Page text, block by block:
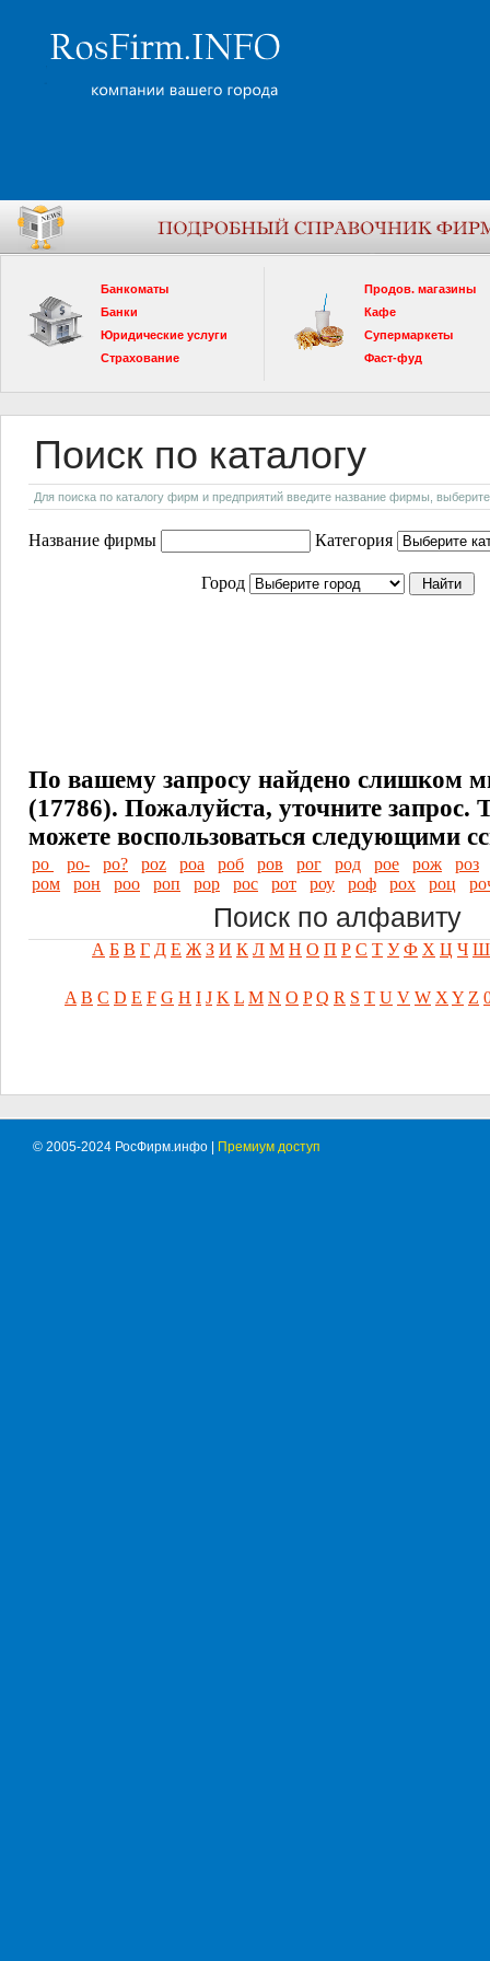
Банкоматы
Банки
Юридические услуги
Страхование
Продов. магазины
Кафе
Супермаркеты
Фаст-фуд
Поиск по каталогу
Для поиска по каталогу фирм и предприятий введите название фирмы, выберите
Название фирмы Категория
Город
По вашему запросу найдено слишком
(17786). Пожалуйста, уточните запрос.
можете воспользоваться следующими
ро ро- ро? роz роа роб ров рог род рое рож
роз
ром
рон роо роп рор рос рот роу роф рох роц
Поиск по алфавиту
А Б В Г Д Е Ж З И К Л М Н О П Р С Т У Ф Х Ц Ч Ш
A B C D E F G H I J K L M N O P Q R S T U V W X Y Z
© 2005-2024 РосФирм.инфо | Премиум доступ